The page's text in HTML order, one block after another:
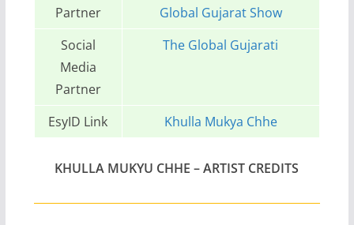
Partner
Global Gujarat Show
Social
Media
Partner
The Global Gujarati
EsyID Link Khulla Mukya Chhe
KHULLA MUKYU CHHE – ARTIST CREDITS